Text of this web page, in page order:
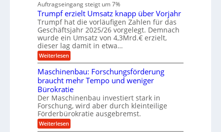
n
b
a
u
u
f
e
n
f
ü
h
r
u
n
g
e
n
B
S
C
L
w
e
i
r
t
u
n
g
s
f
r
e
i
e
s
H
y
b
r
i
d
Auftragseingang steigt um 7%
Trumpf erzielt Umsatz knapp über Vorjahr
Trumpf hat die vorläufigen Zahlen für das
Geschäftsjahr 2025/26 vorgelegt. Demnach
wurde ein Umsatz von 4,3Mrd.€ erzielt,
dieser lag damit in etwa…
Weiterlesen:
T
u
m
p
f
e
r
z
i
e
Maschinenbau: Forschungsförderung
braucht mehr Tempo und weniger
Bürokratie
Der Maschinenbau investiert stark in
Forschung, wird aber durch kleinteilige
Förderbürokratie ausgebremst.
Weiterlesen:
M